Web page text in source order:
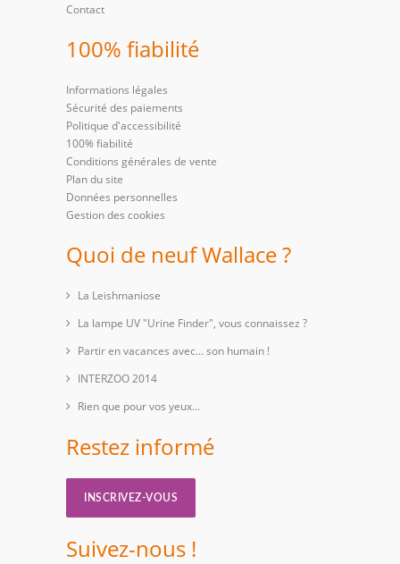
Contact
100% fiabilité
Informations légales
Sécurité des paiements
Politique d'accessibilité
100% fiabilité
Conditions générales de vente
Plan du site
Données personnelles
Gestion des cookies
Quoi de neuf Wallace ?
La Leishmaniose
La lampe UV "Urine Finder", vous connaissez ?
Partir en vacances avec… son humain !
INTERZOO 2014
Rien que pour vos yeux...
Restez informé
INSCRIVEZ-VOUS
Suivez-nous !